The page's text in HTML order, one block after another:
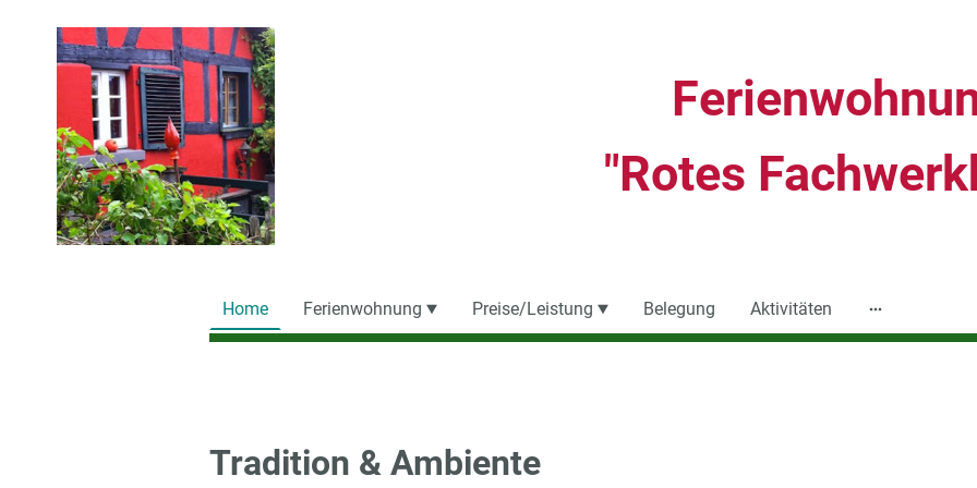
"Rotes
Tradition & Ambiente
Home Ferienwohnung Preise/Leistung Belegung Aktivitäten